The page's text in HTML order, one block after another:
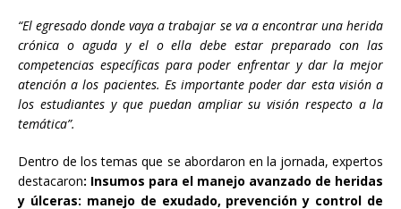
“El egresado donde vaya a trabajar se va a encontrar una herida
crónica o aguda y el o ella debe estar preparado con las
competencias específicas para poder enfrentar y dar la mejor
atención a los pacientes. Es importante poder dar esta visión a
los estudiantes y que puedan ampliar su visión respecto a la
temática”.
Dentro de los temas que se abordaron en la jornada, expertos
destacaron: Insumos para el manejo avanzado de heridas
y úlceras: manejo de exudado, prevención y control de